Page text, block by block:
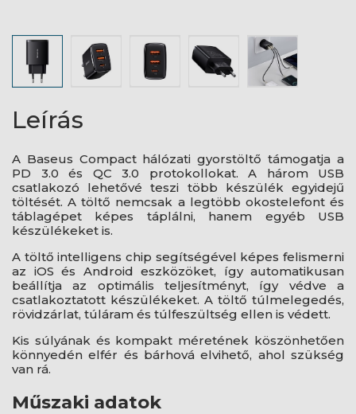
Leírás
A Baseus Compact hálózati gyorstöltő támogatja a
PD 3.0 és QC 3.0 protokollokat. A három USB
csatlakozó lehetővé teszi több készülék egyidejű
töltését. A töltő nemcsak a legtöbb okostelefont és
táblagépet képes táplálni, hanem egyéb USB
készülékeket is.
A töltő intelligens chip segítségével képes felismerni
az iOS és Android eszközöket, így automatikusan
beállítja az optimális teljesítményt, így védve a
csatlakoztatott készülékeket. A töltő túlmelegedés,
rövidzárlat, túláram és túlfeszültség ellen is védett.
Kis súlyának és kompakt méretének köszönhetően
könnyedén elfér és bárhová elvihető, ahol szükség
van rá.
Műszaki adatok